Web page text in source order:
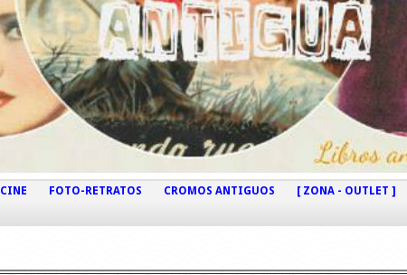
FOTO-RETRATOS CROMOS ANTIGUOS [ ZONA - OUTLET ]